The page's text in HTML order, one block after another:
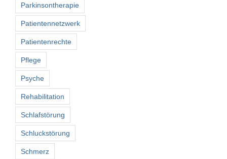
Parkinsontherapie
Patientennetzwerk
Patientenrechte
Pflege
Psyche
Rehabilitation
Schlafstörung
Schluckstörung
Schmerz